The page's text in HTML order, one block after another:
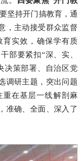
要坚持开门搞教育，通
，主动接受群众监督
育实效，确保学有质
部要紧扣“深、实、
决策部署、自治区党
调研主题，突出问题
重在基层一线解剖麻
准确、全面、深入了